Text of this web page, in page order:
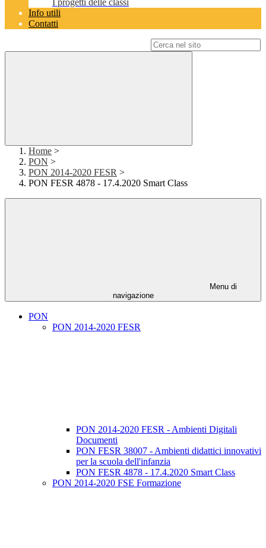
I progetti delle classi
Info utili
Contatti
Home >
PON >
PON 2014-2020 FESR >
PON FESR 4878 - 17.4.2020 Smart Class
Menu di
navigazione
PON
PON 2014-2020 FESR
PON 2014-2020 FESR - Ambienti Digitali
Documenti
PON FESR 38007 - Ambienti didattici innovativi
per la scuola dell'infanzia
PON FESR 4878 - 17.4.2020 Smart Class
PON 2014-2020 FSE Formazione